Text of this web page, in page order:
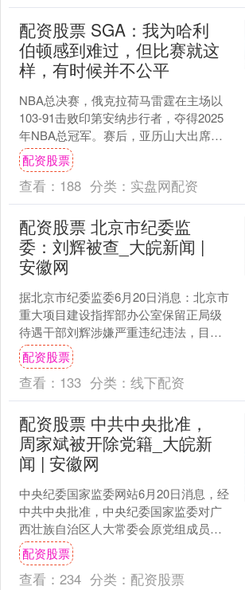
配资股票 SGA：我为哈利
伯顿感到难过，但比赛就这
样，有时候并不公平
NBA总决赛，俄克拉荷马雷霆在主场以
103-91击败印第安纳步行者，夺得2025
年NBA总冠军。赛后，亚历山大出席了
新闻发布会。 你成为冠军已经大概45分
钟了，....
配资股票
查看： 188 分类： 实盘网配资
配资股票 北京市纪委监
委：刘辉被查_大皖新闻 |
安徽网
据北京市纪委监委6月20日消息：北京市
重大项目建设指挥部办公室保留正局级
待遇干部刘辉涉嫌严重违纪违法，目前
正接受北京市纪委监委纪律审查和监察
调查。 来源：北京日....
配资股票
查看： 133 分类： 线下配资
配资股票 中共中央批准，
周家斌被开除党籍_大皖新
闻 | 安徽网
中央纪委国家监委网站6月20日消息，经
中共中央批准，中央纪委国家监委对广
西壮族自治区人大常委会原党组成员、
副主任，桂林市委原书记周家斌严重违
纪违法问题进行了立案....
配资股票
查看： 234 分类： 配资股票